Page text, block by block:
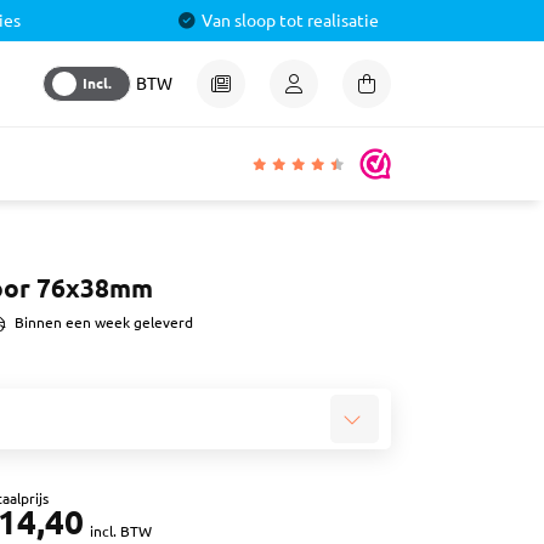
Van sloop tot realisatie
Incl. BTW
76x38mm
Binnen een week geleverd
incl. BTW